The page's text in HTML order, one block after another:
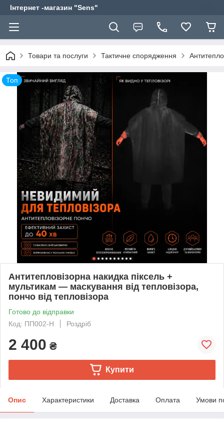
Інтернет -магазин "Sens"
Товари та послуги Тактичне спорядження
Топ
Антитепловізорна накидка піксель +
мультикам — маскування від тепловізора,
пончо від тепловізора
Готово до відправки
Код: ПП002-Н
Роздріб
2 400 ₴
Купити
Опис Характеристики Доставка Оплата Умови